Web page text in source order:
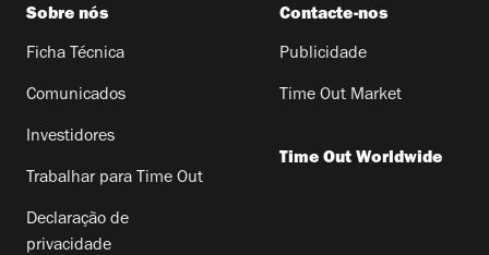
Sobre nós
Ficha Técnica
Comunicados
Investidores
Trabalhar para Time Out
Declaração de
privacidade
Contacte-nos
Publicidade
Time Out Market
Time Out Worldwide